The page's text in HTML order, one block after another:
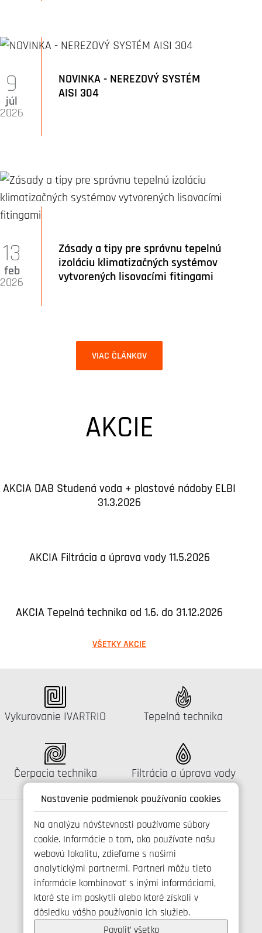
Nastavenie podmienok používania cookies
Na analýzu návštevnosti používame súbory
cookie. Informácie o tom, ako používate našu
webovú lokalitu, zdieľame s našimi
analytickými partnermi. Partneri môžu tieto
informácie kombinovať s inými informáciami,
ktoré ste im poskytli alebo ktoré získali v
dôsledku vášho používania ich služieb.
Povoliť všetko
NOVINKA - NEREZOVÝ SYSTÉM
AISI 304
9
júl
2026
Zásady a tipy pre správnu tepelnú
izoláciu klimatizačných systémov
vytvorených lisovacími fitingami
13
feb
2026
VIAC ČLÁNKOV
AKCIE
AKCIA DAB Studená voda + plastové nádoby ELBI
31.3.2026
AKCIA Filtrácia a úprava vody 11.5.2026
AKCIA Tepelná technika od 1.6. do 31.12.2026
VŠETKY AKCIE
Katalógus:
Vykurovanie IVARTRIO Katalógus:
Tepelná technika
Katalógus:
Čerpacia technika Katalógus:
Filtrácia a úprava vody
Spojte se s námi
+421 346 214 431
info@ivarsk.sk
Ochrana osobných údajov